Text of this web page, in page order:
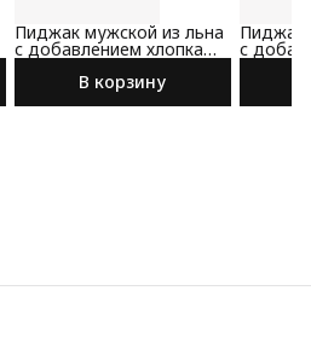
Пиджак мужской из льна
с добавлением хлопка
В корзину
Пиджак
с